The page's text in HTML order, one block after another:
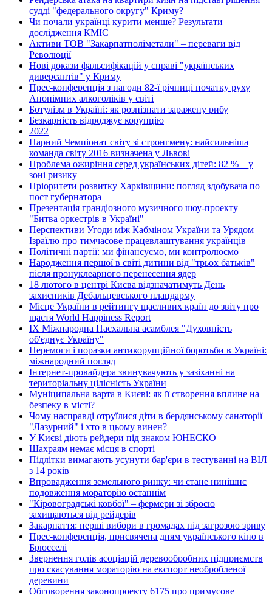
судді "федерального округу" Криму?
Чи почали українці курити менше? Результати
дослідження КМІС
Активи ТОВ "Закарпатполіметали" – переваги від
Революції
Нові докази фальсифікацій у справі "українських
диверсантів" у Криму
Прес-конференція з нагоди 82-ї річниці початку руху
Анонімних алкоголіків у світі
Ботулізм в Україні: як розпізнати заражену рибу
Безкарність відроджує корупцію
2022
Парний Чемпіонат світу зі стронгмену: найсильніша
команда світу 2016 визначена у Львові
Проблема ожиріння серед українських дітей: 82 % – у
зоні ризику
Пріоритети розвитку Харківщини: погляд здобувача по
пост губернатора
Презентація грандіозного музичного шоу-проекту
"Битва оркестрів в Україні"
Перспективи Угоди між Кабміном України та Урядом
Ізраїлю про тимчасове працевлаштування українців
Політичні партії: ми фінансуємо, ми контролюємо
Народження першої в світі дитини від "трьох батьків"
після пронуклеарного перенесення ядер
18 лютого в центрі Києва відзначатимуть День
захисників Дебальцевського плацдарму
Місце України в рейтингу щасливих країн до звіту про
щастя World Happiness Report
ІХ Міжнародна Пасхальна асамблея "Духовність
об'єднує Україну"
Перемоги і поразки антикорупційної боротьби в Україні:
міжнародний погляд
Інтернет-провайдера звинувачують у зазіханні на
територіальну цілісність України
Муніципальна варта в Києві: як її створення вплине на
безпеку в місті?
Чому насправді отруїлися діти в бердянському санаторії
"Лазурний" і хто в цьому винен?
У Києві діють рейдери під знаком ЮНЕСКО
Шахраям немає місця в спорті
Підлітки вимагають усунути бар'єри в тестуванні на ВІЛ
з 14 років
Впровадження земельного ринку: чи стане нинішнє
подовження мораторію останнім
"Кіровоградські ковбої" – фермери зі зброєю
захищаються від рейдерів
Закарпаття: перші вибори в громадах під загрозою зриву
Прес-конференція, присвячена дням українського кіно в
Брюсселі
Звернення голів асоціацій деревообробних підприємств
про скасування мораторію на експорт необробленої
деревини
Обговорення законопроекту 6175 про примусове